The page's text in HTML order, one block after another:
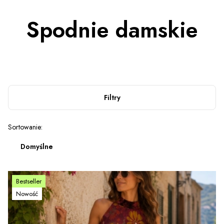
Spodnie damskie
Filtry
Lista produktów
Sortowanie:
Domyślne
Bestseller
Nowość